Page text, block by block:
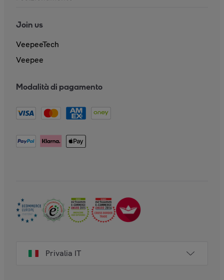
Join us
VeepeeTech
Veepee
Modalità di pagamento
Privalia IT